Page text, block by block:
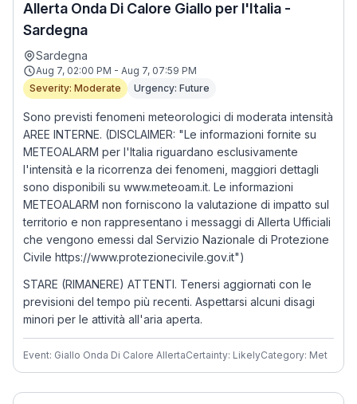
Allerta Onda Di Calore Giallo per l'Italia -
Sardegna
Sardegna
Aug 7, 02:00 PM - Aug 7, 07:59 PM
Severity: Moderate
Urgency: Future
Sono previsti fenomeni meteorologici di moderata intensità
AREE INTERNE. (DISCLAIMER: "Le informazioni fornite su
METEOALARM per l'Italia riguardano esclusivamente
l'intensità e la ricorrenza dei fenomeni, maggiori dettagli
sono disponibili su www.meteoam.it. Le informazioni
METEOALARM non forniscono la valutazione di impatto sul
territorio e non rappresentano i messaggi di Allerta Ufficiali
che vengono emessi dal Servizio Nazionale di Protezione
Civile https://www.protezionecivile.gov.it")
STARE (RIMANERE) ATTENTI. Tenersi aggiornati con le
previsioni del tempo più recenti. Aspettarsi alcuni disagi
minori per le attività all'aria aperta.
Event: Giallo Onda Di Calore AllertaCertainty: LikelyCategory: Met